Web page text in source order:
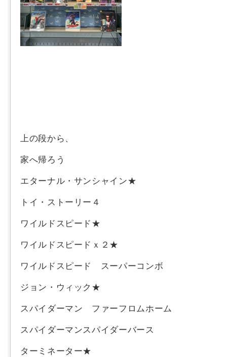
上の段から、
家へ帰ろう
エターナル・サンシャイン★
トイ・ストーリー４
ワイルドスピード★
ワイルドスピードｘ２★
ワイルドスピード スーパーコンボ
ジョン・ウィック★
スパイダーマン ファーフロムホーム
スパイダーマンスパイダーバース
ターミネーター★